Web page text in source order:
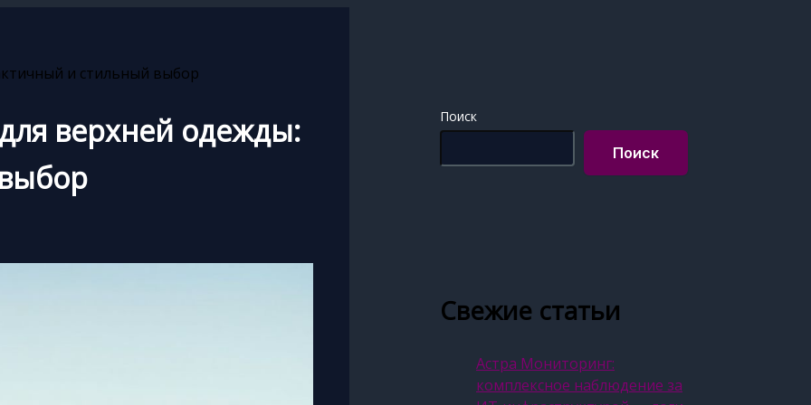
и стильный выбор
верхней одежды:
Поиск
Поиск
Свежие статьи
Астра Мониторинг:
комплексное наблюдение за